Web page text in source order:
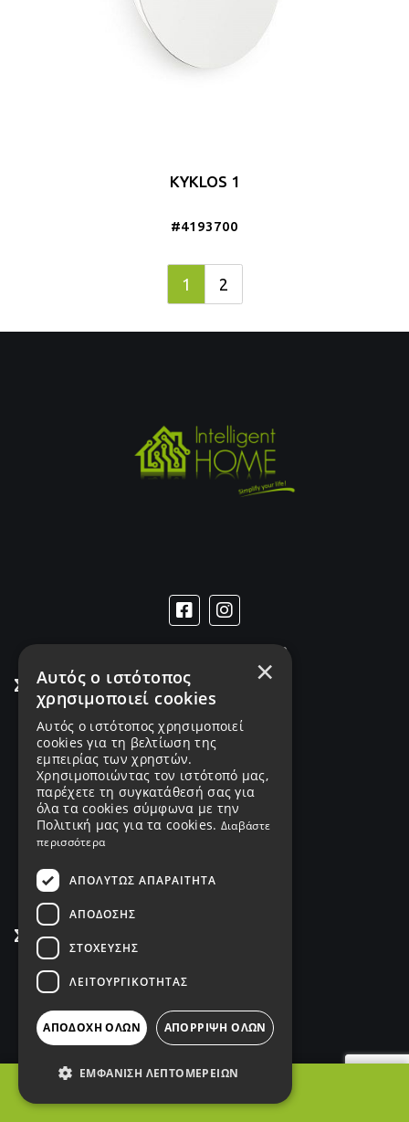
KYKLOS 1
#4193700
1 2
187249401000
Σύνδεσμοι
Products
Services
Catalogs
Portfolio
Όροι Χρήσης
Σύνδεσμοι
Interior Lighting
Exterior Lighting
Industrial Lighting
Decorative Lighting
×
Αυτός ο ιστότοπος
χρησιμοποιεί cookies
Αυτός ο ιστότοπος χρησιμοποιεί
cookies για τη βελτίωση της
εμπειρίας των χρηστών.
Χρησιμοποιώντας τον ιστότοπό μας,
παρέχετε τη συγκατάθεσή σας για
όλα τα cookies σύμφωνα με την
Πολιτική μας για τα cookies. Διαβάστε
περισσότερα
ΑΠΟΛΎΤΩΣ ΑΠΑΡΑΊΤΗΤΑ
ΑΠΌΔΟΣΗΣ
ΣΤΌΧΕΥΣΗΣ
ΛΕΙΤΟΥΡΓΙΚΌΤΗΤΑΣ
ΑΠΟΔΟΧΉ ΌΛΩΝ ΑΠΌΡΡΙΨΗ ΌΛΩΝ
ΕΜΦΆΝΙΣΗ ΛΕΠΤΟΜΕΡΕΙΏΝ